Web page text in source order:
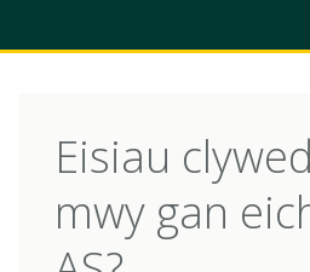
Eisiau clywed
mwy gan